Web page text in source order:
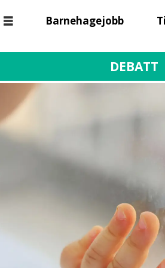
Barnehagejobb
DEBATT